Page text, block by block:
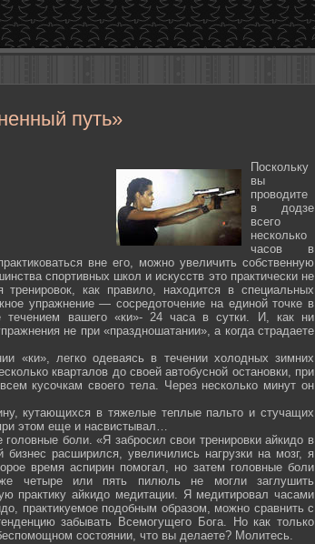
путь»
Поскольку
вы
проводите
в додзе
всего
несколько
часов в
вне его, можно увеличить собственную
спортивных школ и искусств это практически не
как правило, находится в специальных
упражнение — сосредоточение на единой точке в
течением вашего «ки»- 24 часа в сутки. И, как ни
не при «праздношатании», а когда страдаете
«ки», легко одеваясь в течении холодных зимних
кварталов до своей автобусной остановки, при
кусочкам своего тела. Через несколько минут он
кутающихся в тяжелые теплые пальто и стучащих
этом еще и насвистывал…
боли. «Я забросил свои тренировки айкидо в
расширился, увеличились нагрузки на мозг, я
время аспирин помогал, но затем головные боли
четыре или пять пилюль не могли заглушить
практику айкидо медитации. Я медитировал часами
практикуемое подобным образом, можно сравнить с
забывать Всемогущего Бога. Но как только
состоянии, что вы делаете? Молитесь.